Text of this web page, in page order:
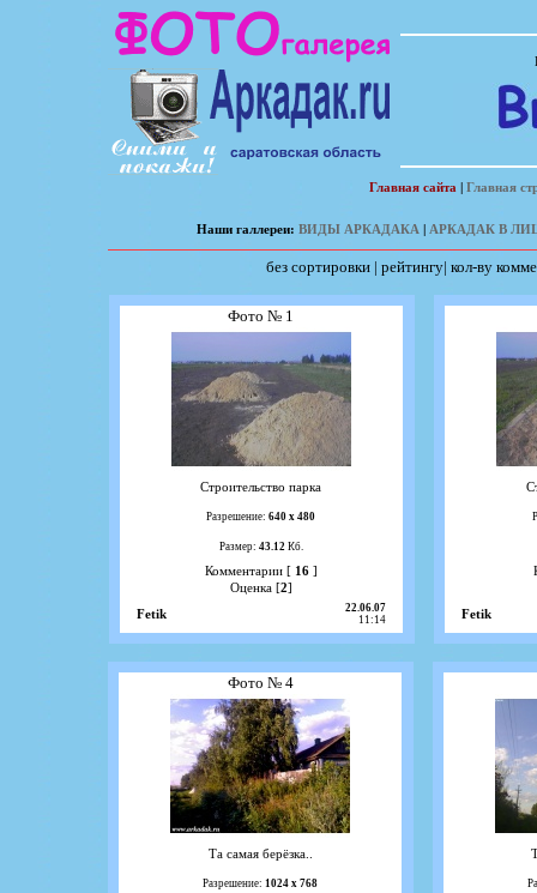
Главная сайта | Главная
Наши галлереи: ВИДЫ АРКАДАКА | АРКАДАК В
без сортировки| рейтингу| кол-ву
Фото № 1
Строительство парка
Разрешение: 640 х 480
Размер: 43.12Кб.
Комментарии [16 ]
Оценка [2]
Fetik
22.06.07
11:14
Fetik
Фото № 4
Та самая берёзка..
Разрешение: 1024 х 768